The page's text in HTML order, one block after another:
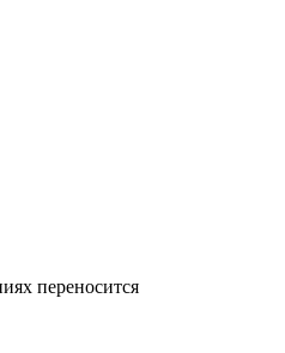
переносится